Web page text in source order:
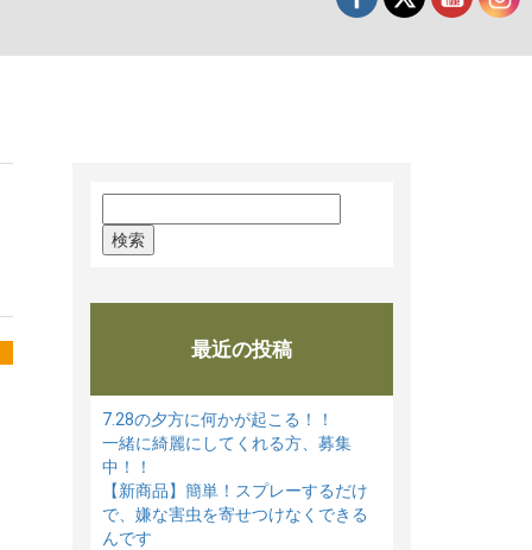
索:
最近の投稿
7.28の夕方に何かが起こる！！
一緒に綺麗にしてくれる方、募集
中！！
【新商品】簡単！スプレーするだけ
で、嫌な害虫を寄せつけなくできる
んです